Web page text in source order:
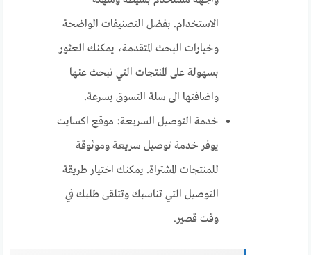
الاستخدام. بفضل التصنيفات الواضحة
وخيارات البحث المتقدمة، يمكنك العثور
بسهولة على المنتجات التي تبحث عنها
واضافتها الى سلة التسوق بسرعة.
خدمة التوصيل السريعة: موقع اكسايت
يوفر خدمة توصيل سريعة وموثوقة
للمنتجات المشتراة. يمكنك اختيار طريقة
التوصيل التي تناسبك وتتلقى طلبك في
وقت قصير.